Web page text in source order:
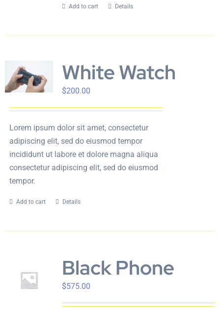
Add to cart Details
White Watch
$200.00
Lorem ipsum dolor sit amet, consectetur
adipiscing elit, sed do eiusmod tempor
incididunt ut labore et dolore magna aliqua
consectetur adipiscing elit, sed do eiusmod
tempor.
Add to cart Details
Black Phone
$575.00